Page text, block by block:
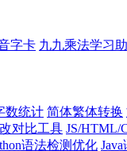
字卡 九九乘法学习
数统计 简体繁体转换
对比工具 JS/HTML/
语法检测优化